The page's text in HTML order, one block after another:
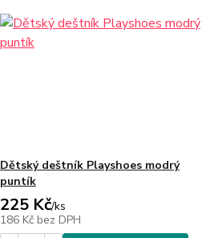
Dětský deštník Playshoes modrý
puntík
225 Kč/ks
186 Kč bez DPH